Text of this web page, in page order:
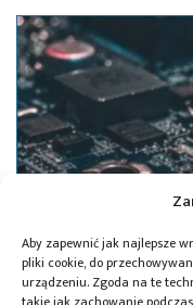
Aby zapewnić jak najlepsze
pliki cookie, do
urządzeniu. Zgoda na te